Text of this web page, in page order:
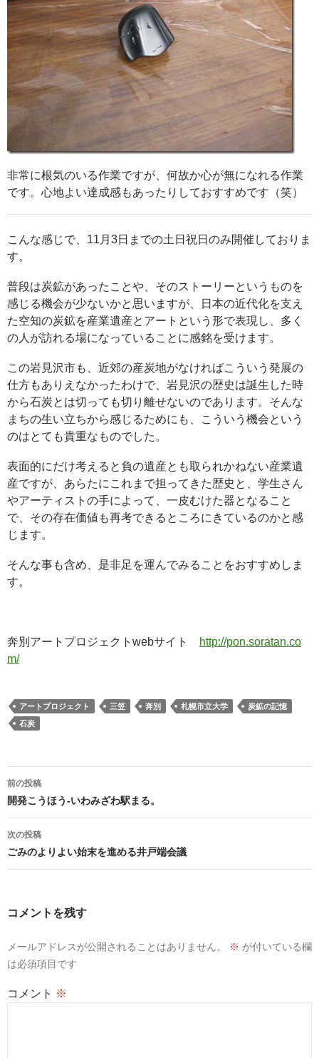
非常に根気のいる作業ですが、何故か心が無になれる作業
です。心地よい達成感もあったりしておすすめです（笑）
こんな感じで、11月3日までの土日祝日のみ開催しておりま
す。
普段は炭鉱があったことや、そのストーリーというものを
感じる機会が少ないかと思いますが、日本の近代化を支え
た空知の炭鉱を産業遺産とアートという形で表現し、多く
の人が訪れる場になっていることに感銘を受けます。
この岩見沢市も、近郊の産炭地がなければこういう発展の
仕方もありえなかったわけで、岩見沢の歴史は誕生した時
から石炭とは切っても切り離せないのであります。そんな
まちの生い立ちから感じるためにも、こういう機会という
のはとても貴重なものでした。
表面的にだけ考えると負の遺産とも取られかねない産業遺
産ですが、あらたにこれまで担ってきた歴史と、学生さん
やアーティストの手によって、一皮むけた器となること
で、その存在価値も再考できるところにきているのかと感
じます。
そんな事も含め、是非足を運んでみることをおすすめしま
す。
奔別アートプロジェクトwebサイト
http://pon.soratan.co
m/
アートプロジェクト 三笠 奔別 札幌市立大学
炭鉱の記憶
石炭
稿
ビ
ゲ
ー
ョ
前の投稿
開発こうほう-いわみざわ駅まる。
次の投稿
ごみのよりよい始末を進める井戸端会議
コメントを残す
メールアドレスが公開されることはありません。 ※ が付いている欄
は必須項目です
コメント ※